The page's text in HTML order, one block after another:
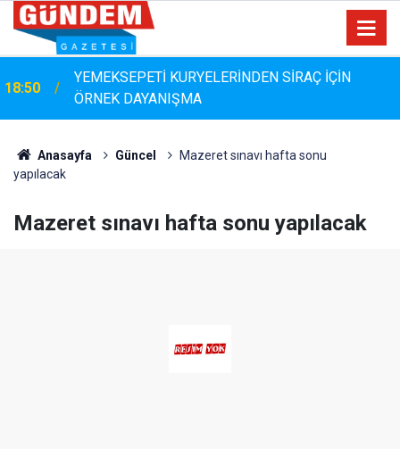
18:17
MHP Muğla İl Başkanı Emrah Oltulu Köyceğiz’de:
“Köyceğiz Mazeret Değil, Hizmet Bekliyor”
Anasayfa Güncel
Mazeret sınavı hafta sonu
yapılacak
Mazeret sınavı hafta sonu yapılacak